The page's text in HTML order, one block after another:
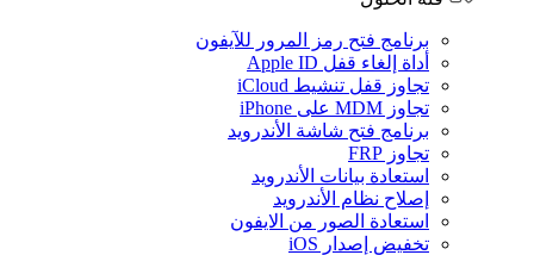
برنامج فتح رمز المرور للآيفون
أداة إلغاء قفل Apple ID
تجاوز قفل تنشيط iCloud
تجاوز MDM على iPhone
برنامج فتح شاشة الأندرويد
تجاوز FRP
استعادة بيانات الأندرويد
إصلاح نظام الأندرويد
استعادة الصور من الايفون
تخفيض إصدار iOS